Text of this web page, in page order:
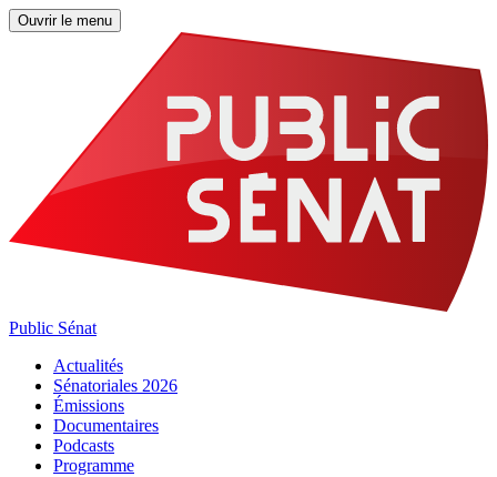
Ouvrir le menu
Public Sénat
Actualités
Sénatoriales 2026
Émissions
Documentaires
Podcasts
Programme